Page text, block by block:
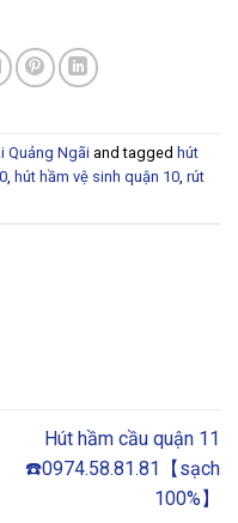
Quảng Ngãiand tagged hút
hút hầm vệ sinh quận 10 rút
Hút hầm cầu quận 11
☎️0974.58.81.81【sạch
100%】